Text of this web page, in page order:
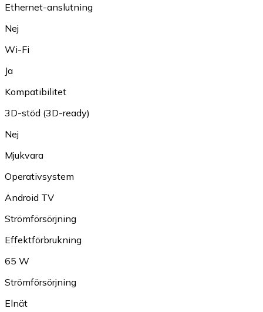
Ethernet-anslutning
Nej
Wi-Fi
Ja
Kompatibilitet
3D-stöd (3D-ready)
Nej
Mjukvara
Operativsystem
Android TV
Strömförsörjning
Effektförbrukning
65 W
Strömförsörjning
Elnät